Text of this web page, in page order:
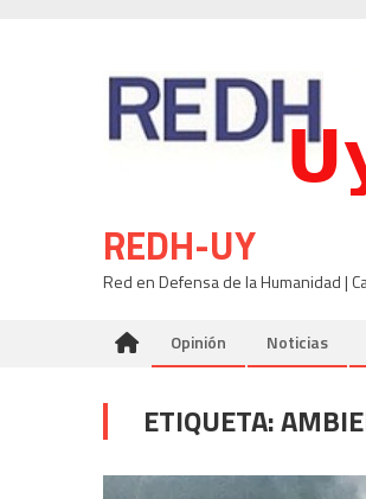
REDH-UY
Red en Defensa de la Humanidad |
Opinión Noticias
ETIQUETA: